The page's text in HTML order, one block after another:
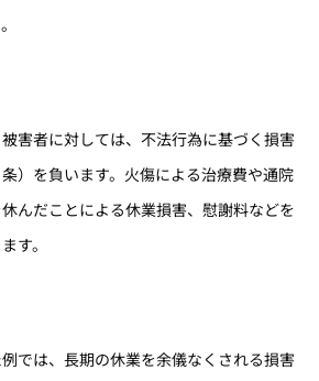
害者に対しては、不法行為に基づく損害
）を負います。火傷による治療費や通院
んだことによる休業損害、慰謝料などを
す。
では、長期の休業を余儀なくされる損害